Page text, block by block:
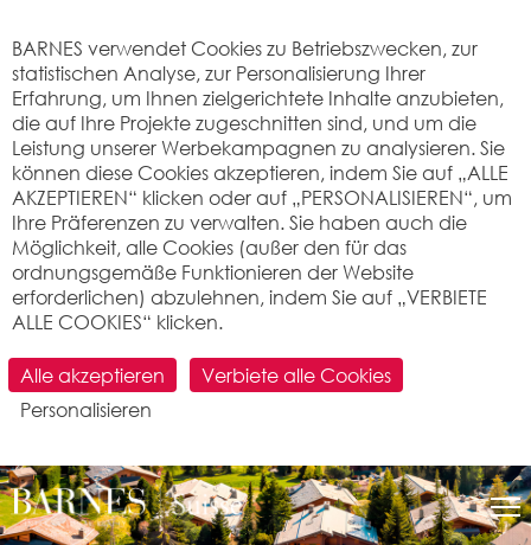
BARNES verwendet Cookies zu Betriebszwecken, zur
statistischen Analyse, zur Personalisierung Ihrer
Erfahrung, um Ihnen zielgerichtete Inhalte anzubieten,
die auf Ihre Projekte zugeschnitten sind, und um die
Leistung unserer Werbekampagnen zu analysieren. Sie
können diese Cookies akzeptieren, indem Sie auf „ALLE
AKZEPTIEREN“ klicken oder auf „PERSONALISIEREN“, um
Ihre Präferenzen zu verwalten. Sie haben auch die
Möglichkeit, alle Cookies (außer den für das
ordnungsgemäße Funktionieren der Website
erforderlichen) abzulehnen, indem Sie auf „VERBIETE
ALLE COOKIES“ klicken.
Alle akzeptieren
Verbiete alle Cookies
Personalisieren